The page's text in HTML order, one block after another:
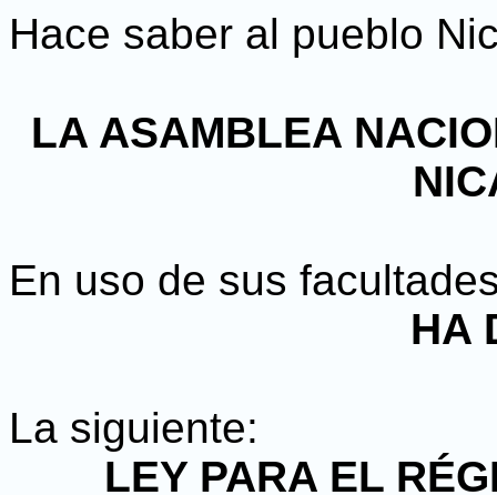
Hace saber al pueblo
LA ASAMBLEA
En uso de sus
HA
La siguiente:
LEY PARA EL